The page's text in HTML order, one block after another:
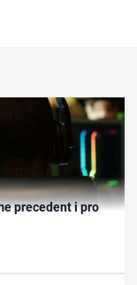
precedent i pro